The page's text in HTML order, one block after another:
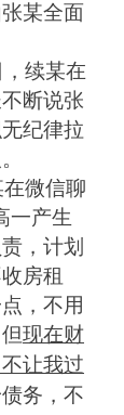
某全面
续某在
断说张
纪律拉
微信聊
一产生
，计划
房租
，不用
现在财
让我过
务，不